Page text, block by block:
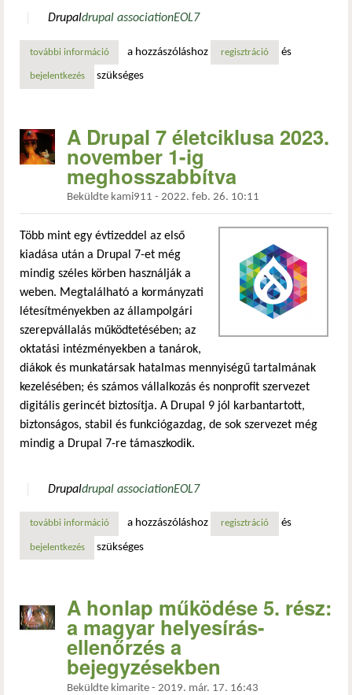
Drupaldrupal associationEOL7
további információa drupal 7 életciklusa 2025. január 6-án végleg lejárt
a hozzászóláshoz regisztráció és
bejelentkezés szükséges
A Drupal 7 életciklusa 2023.
november 1-ig
meghosszabbítva
Beküldte kami911 - 2022. feb. 26. 10:11
Több mint egy évtizeddel az első
kiadása után a Drupal 7-et még
mindig széles körben használják a
weben. Megtalálható a kormányzati
létesítményekben az állampolgári
szerepvállalás működtetésében; az
oktatási intézményekben a tanárok,
diákok és munkatársak hatalmas mennyiségű tartalmának
kezelésében; és számos vállalkozás és nonprofit szervezet
digitális gerincét biztosítja. A Drupal 9 jól karbantartott,
biztonságos, stabil és funkciógazdag, de sok szervezet még
mindig a Drupal 7-re támaszkodik.
Drupaldrupal associationEOL7
további információa drupal 7 életciklusa 2023. november 1-ig
a hozzászóláshoz regisztráció és
bejelentkezés szükséges
A honlap működése 5. rész:
a magyar helyesírás-
ellenőrzés a
bejegyzésekben
Beküldte kimarite - 2019. már. 17. 16:43